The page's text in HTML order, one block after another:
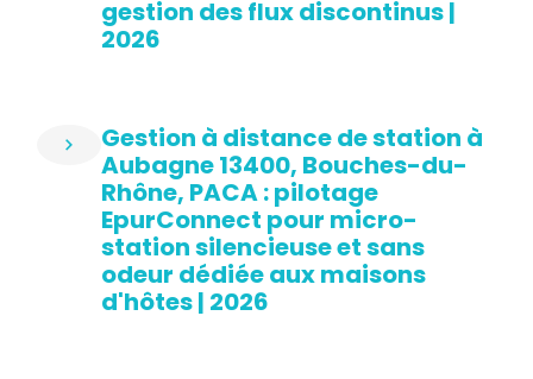
gestion des flux discontinus |
2026
Gestion à distance de station à
Aubagne 13400, Bouches-du-
Rhône, PACA : pilotage
EpurConnect pour micro-
station silencieuse et sans
odeur dédiée aux maisons
d'hôtes | 2026